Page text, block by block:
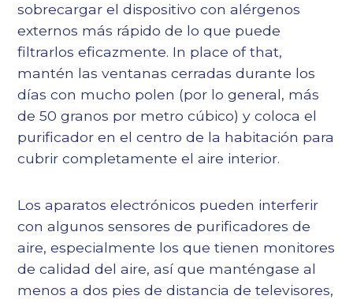
sobrecargar el dispositivo con alérgenos
externos más rápido de lo que puede
filtrarlos eficazmente. In place of that,
mantén las ventanas cerradas durante los
días con mucho polen (por lo general, más
de 50 granos por metro cúbico) y coloca el
purificador en el centro de la habitación para
cubrir completamente el aire interior.
Los aparatos electrónicos pueden interferir
con algunos sensores de purificadores de
aire, especialmente los que tienen monitores
de calidad del aire, así que manténgase al
menos a dos pies de distancia de televisores,